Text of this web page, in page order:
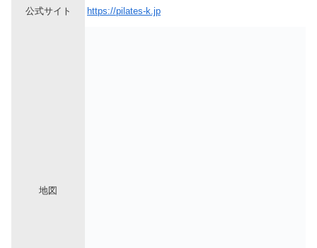
公式サイト https://pilates-k.jp
地図